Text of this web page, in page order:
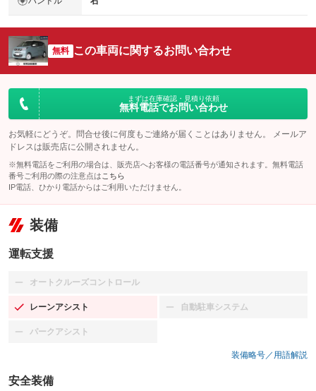
無料 この車両に関するお問い合わせ
まずは在庫確認・見積り依頼
無料電話でお問い合わせ
お気軽にどうぞ。問合せ後に何度もご連絡が届くことはありません。 メールア
ドレスは販売店に公開されません。
※無料電話をご利用の場合は、販売店へお客様の電話番号が通知されます。無料電話
番号ご利用の際の注意点は こちら
IP電話、ひかり電話からはご利用いただけません。
装備
運転支援
オートクルーズコントロール
：装備なし
レーンアシスト
：装備あり 自動駐車システム
：装備なし
パークアシスト
：装備なし
装備略号／用語解説
安全装備